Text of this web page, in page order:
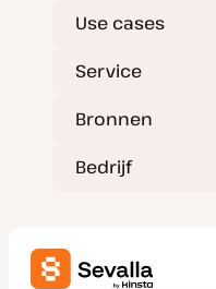
Use cases
Service
Bronnen
Bedrijf